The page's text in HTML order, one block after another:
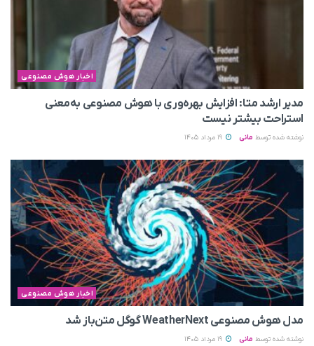
اخبار هوش مصنوعی
مدیر ارشد متا: افزایش بهره‌وری با هوش مصنوعی به‌معنی
استراحت بیشتر نیست
نوشته شده توسط مانی
اخبار هوش مصنوعی
مدل هوش مصنوعی WeatherNext گوگل متن‌باز شد
نوشته شده توسط مانی